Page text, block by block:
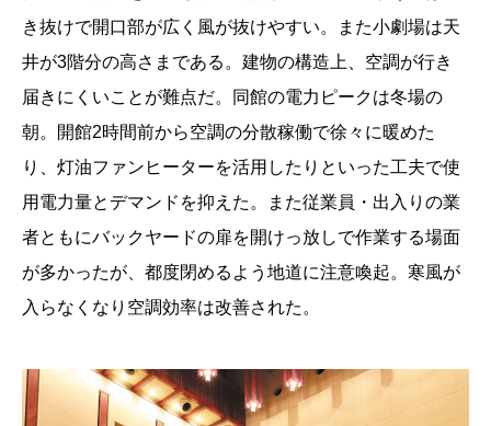
き抜けで開口部が広く風が抜けやすい。また小劇場は天
井が3階分の高さまである。建物の構造上、空調が行き
届きにくいことが難点だ。同館の電力ピークは冬場の
朝。開館2時間前から空調の分散稼働で徐々に暖めた
り、灯油ファンヒーターを活用したりといった工夫で使
用電力量とデマンドを抑えた。また従業員・出入りの業
者ともにバックヤードの扉を開けっ放しで作業する場面
が多かったが、都度閉めるよう地道に注意喚起。寒風が
入らなくなり空調効率は改善された。